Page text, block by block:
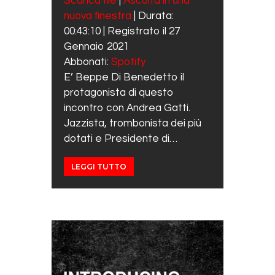
SUBSCRIBE SHARE
Spotify
RSS FEED
SHARE
LINK
EMBED
nuova finestra
Durata:
00:43:10
Registrato il 27
Gennaio 2021
Abbonati: Spotify
E’ Beppe Di Benedetto il
protagonista di questo
incontro con Andrea Gatti.
Jazzista, trombonista dei più
dotati e Presidente di…
LEGGI TUTTO